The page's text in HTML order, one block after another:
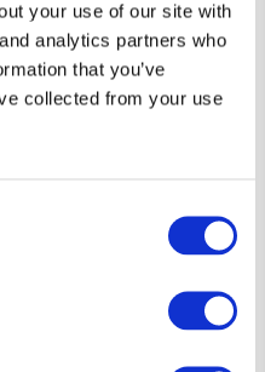
your use of our site with
analytics partners who
that you’ve
collected from your use